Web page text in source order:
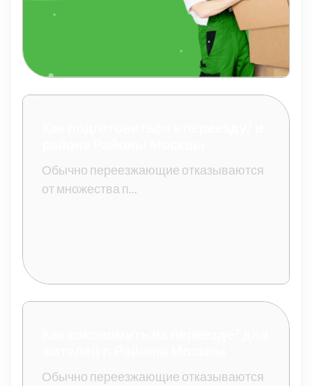
Обычно переезжающие отказываются
от множества п...
Обычно переезжающие отказываются